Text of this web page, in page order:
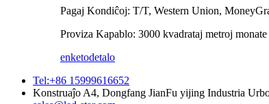
Pagaj Kondiĉoj: T/T, Western Union,
Proviza Kapablo: 3000 kvadrataj metroj monate
enketodetalo
Tel:+86 15999616652
Konstruaĵo A4, Dongfang JianFu yijing Industria